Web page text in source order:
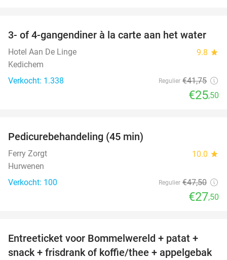
39%
3- of 4-gangendiner à la carte aan het water
Hotel Aan De Linge 9.8 star
Kedichem
Verkocht: 1.338
Regulier €41,75
€25,50
OUT
Pedicurebehandeling (45 min)
Ferry Zorgt 10.0 star
Hurwenen
Verkocht: 100
Regulier €47,50
€27,50
23%
Entreeticket voor Bommelwereld + patat +
snack + frisdrank of koffie/thee + appelgebak